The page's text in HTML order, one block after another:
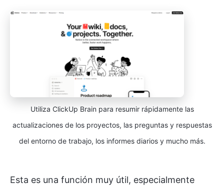
Utiliza ClickUp Brain para resumir rápidamente las
actualizaciones de los proyectos, las preguntas y respuestas
del entorno de trabajo, los informes diarios y mucho más.
Esta es una función muy útil, especialmente